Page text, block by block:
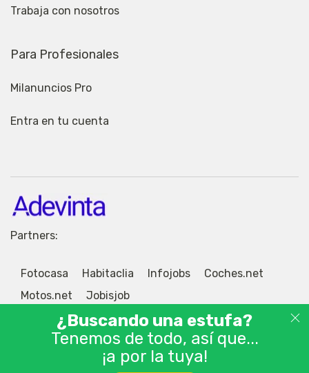
Trabaja con nosotros
Para Profesionales
Milanuncios Pro
Entra en tu cuenta
Partners:
Fotocasa Habitaclia Infojobs
Coches.net
Motos.net
Jobisjob
¿Buscando una estufa?
Tenemos de todo, así que...
¡a por la tuya!